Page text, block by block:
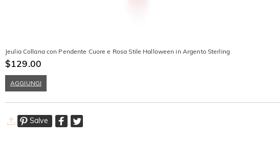
Jeulia Collana con Pendente Cuore e Rosa Stile Halloween in Argento Sterling
$129.00
AGGIUNGI
Salve